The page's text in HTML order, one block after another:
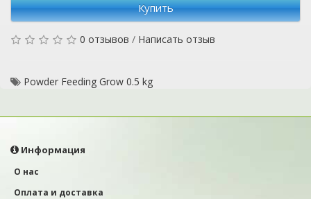
Купить
0 отзывов / Написать отзыв
Powder Feeding Grow 0.5 kg
Информация
О нас
Оплата и доставка